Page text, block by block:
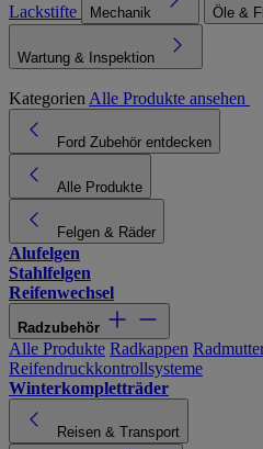
Lackstifte Mechanik Öle &
Wartung & Inspektion
Kategorien Alle Produkte ansehen
Ford Zubehör entdecken
Alle Produkte
Felgen & Räder
Alufelgen
Stahlfelgen
Reifenwechsel
Radzubehör
Alle Produkte Radkappen
Reifendruckkontrollsysteme
Winterkompletträder
Reisen & Transport